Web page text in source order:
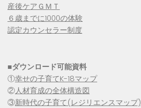
産後ケアＧＭＴ
６歳までに1000の体験
認定カウンセラー制度
■ダウンロード可能資料
①幸せの子育てK-18マップ
②人材育成の全体構造図
③新時代の子育て(レジリエンスマップ)